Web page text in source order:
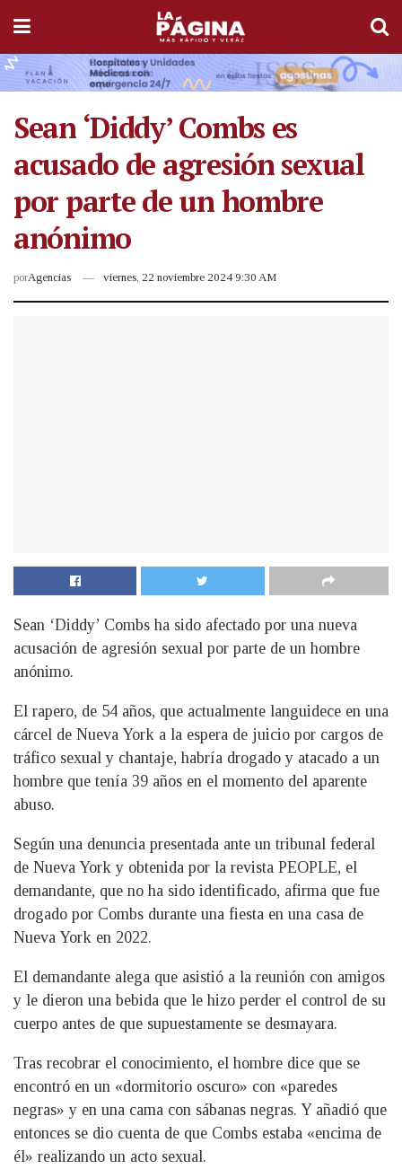
Sean ‘Diddy’ Combs es
acusado de agresión sexual
por parte de un hombre
anónimo
porAgencias viernes, 22 noviembre 2024 9:30 AM
Sean ‘Diddy’ Combs ha sido afectado por una nueva
acusación de agresión sexual por parte de un hombre
anónimo.
El rapero, de 54 años, que actualmente languidece en una
cárcel de Nueva York a la espera de juicio por cargos de
tráfico sexual y chantaje, habría drogado y atacado a un
hombre que tenía 39 años en el momento del aparente
abuso.
Según una denuncia presentada ante un tribunal federal
de Nueva York y obtenida por la revista PEOPLE, el
demandante, que no ha sido identificado, afirma que fue
drogado por Combs durante una fiesta en una casa de
Nueva York en 2022.
El demandante alega que asistió a la reunión con amigos
y le dieron una bebida que le hizo perder el control de su
cuerpo antes de que supuestamente se desmayara.
Tras recobrar el conocimiento, el hombre dice que se
encontró en un «dormitorio oscuro» con «paredes
negras» y en una cama con sábanas negras. Y añadió que
entonces se dio cuenta de que Combs estaba «encima de
él» realizando un acto sexual.